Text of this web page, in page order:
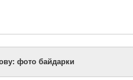
фото байдарки